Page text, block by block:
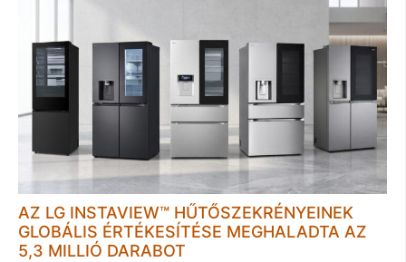
AZ LG INSTAVIEW™ HŰTŐSZEKRÉNYEINEK
GLOBÁLIS ÉRTÉKESÍTÉSE MEGHALADTA AZ
5,3 MILLIÓ DARABOT